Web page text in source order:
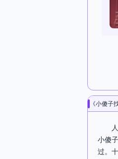
《小傻子
小傻
过。